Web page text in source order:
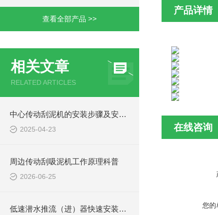
查看全部产品 >>
相关文章
RELATED ARTICLES
中心传动刮泥机的安装步骤及安装注意事项
2025-04-23
周边传动刮吸泥机工作原理科普
2026-06-25
低速潜水推流（进）器快速安装方法
产品详情
在线咨询
您的